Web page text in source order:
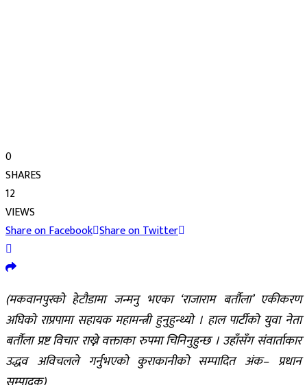
0
SHARES
12
VIEWS
Share on Facebook Share on Twitter
(मकवानपुरको हेटौडामा जन्मनु भएका ‘राजाराम बर्तौला’ एकीकरण
अघिको राप्रपामा सहायक महामन्त्री हुनुहुन्थ्यो । हाल पार्टीको युवा नेता
बर्तौला प्रष्ट विचार राख्ने वक्ताका रुपमा चिनिनुहुन्छ । उहाँसँग संवार्ताकार
उद्धव अविचलले गर्नुभएको कुराकानीको सम्पादित अंक– प्रधान